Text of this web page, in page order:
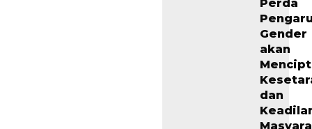
Perda
Gender
akan
dan